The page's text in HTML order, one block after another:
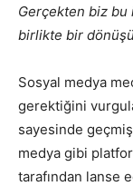
Gerçekten biz bu
birlikte bir
Sosyal medya
gerektiğini
sayesinde
medya gibi
tarafından lanse